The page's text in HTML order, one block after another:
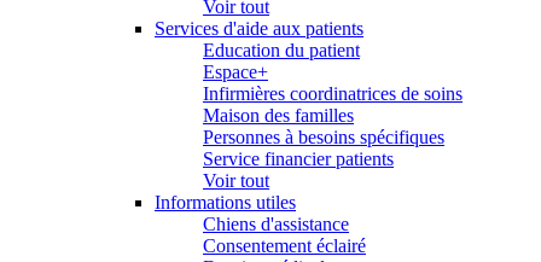
Voir tout
Services d'aide aux patients
Education du patient
Espace+
Infirmières coordinatrices de soins
Maison des familles
Personnes à besoins spécifiques
Service financier patients
Voir tout
Informations utiles
Chiens d'assistance
Consentement éclairé